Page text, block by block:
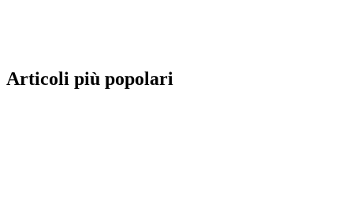
Articoli più popolari